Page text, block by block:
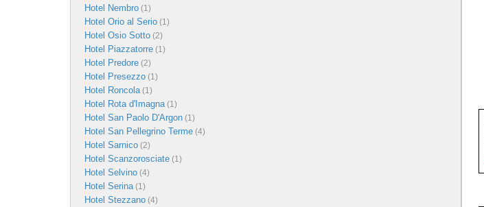
Hotel Nembro (1)
Hotel Orio al Serio (1)
Hotel Osio Sotto (2)
Hotel Piazzatorre (1)
Hotel Predore (2)
Hotel Presezzo (1)
Hotel Roncola(1)
Hotel Rota d'Imagna(1)
Hotel San Paolo D'Argon (1)
Hotel San Pellegrino Terme (4)
Hotel Sarnico (2)
Hotel Scanzorosciate (1)
Hotel Selvino (4)
Hotel Serina(1)
Hotel Stezzano (4)